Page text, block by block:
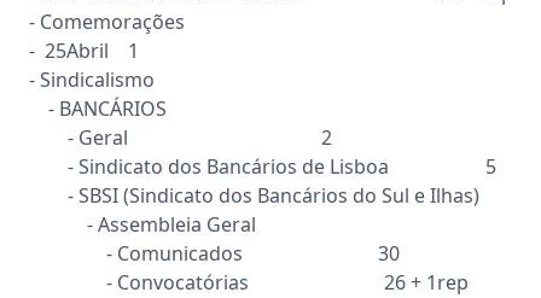
- Comemorações
- 25Abril 1
- Sindicalismo
- BANCÁRIOS
- Geral 2
- Sindicato dos Bancários de Lisboa 5
- SBSI (Sindicato dos Bancários do Sul e Ilhas)
- Assembleia Geral
- Comunicados 30
- Convocatórias 26 + 1rep